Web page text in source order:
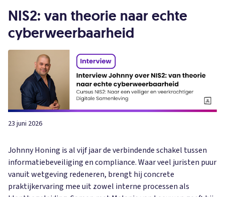
NIS2: van theorie naar echte
cyberweerbaarheid
23 juni 2026
Johnny Honing is al vijf jaar de verbindende schakel tussen
informatiebeveiliging en compliance. Waar veel juristen puur
vanuit wetgeving redeneren, brengt hij concrete
praktijkervaring mee uit zowel interne processen als